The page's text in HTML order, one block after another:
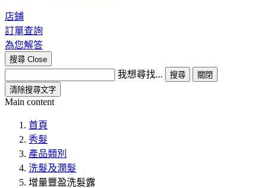
店鋪
訂單查詢
為您解答
搜尋 Close
我想尋找... 搜尋
關閉
清除搜尋文字
Main content
首頁
秀髮
產品類別
洗髮及潤髮
增量豐盈洗髮露